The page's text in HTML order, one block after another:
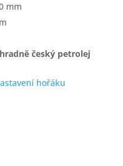
mm
český petrolej
hořáku